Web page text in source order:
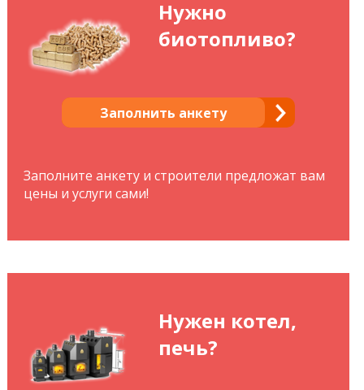
Нужно
биотопливо?
Заполнить анкету
Заполните анкету и строители предложат вам
цены и услуги сами!
Нужен котел,
печь?